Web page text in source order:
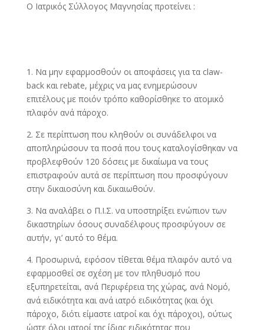
Ο Ιατρικός Σύλλογος Μαγνησίας προτείνει :
1. Να μην εφαρμοσθούν οι αποφάσεις για τα claw-
back και rebate, μέχρις να μας ενημερώσουν
επιτέλους με ποιόν τρόπο καθορίσθηκε το ατομικό
πλαφόν ανά πάροχο.
2. Σε περίπτωση που κληθούν οι συνάδελφοι να
αποπληρώσουν τα ποσά που τους καταλογίσθηκαν να
προβλεφθούν 120 δόσεις με δικαίωμα να τους
επιστραφούν αυτά σε περίπτωση που προσφύγουν
στην δικαιοσύνη και δικαιωθούν.
3. Να αναλάβει ο Π.Ι.Σ. να υποστηρίξει ενώπιον των
δικαστηρίων όσους συναδέλφους προσφύγουν σε
αυτήν, γι’ αυτό το θέμα.
4. Προσωρινά, εφόσον τίθεται θέμα πλαφόν αυτό να
εφαρμοσθεί σε σχέση με τον πληθυσμό που
εξυπηρετείται, ανά Περιφέρεια της χώρας, ανά Νομό,
ανά ειδικότητα και ανά ιατρό ειδικότητας (και όχι
πάροχο, διότι είμαστε ιατροί και όχι πάροχοι), ούτως
ώστε όλοι ιατροί της ίδιας ειδικότητας που